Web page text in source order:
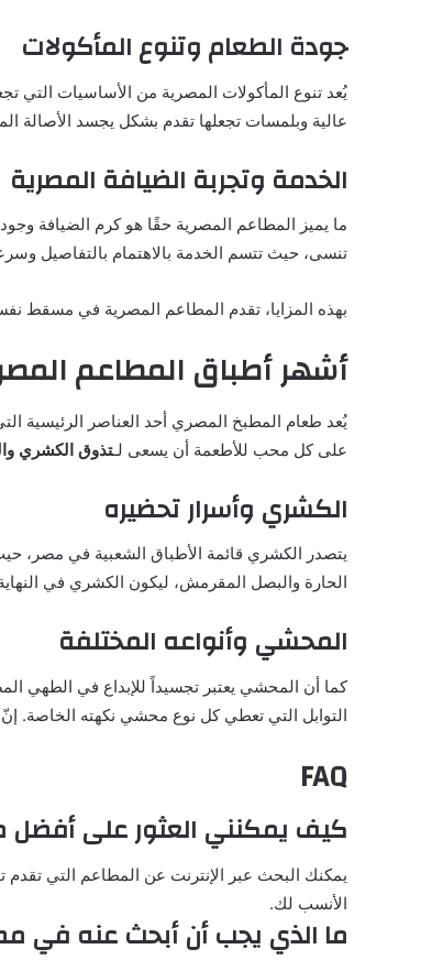
جودة الطعام وتنوع المأكولات
يُعد تنوع المأكولات المصرية من الأساسيات
عالية وبلمسات تجعلها تقدم بشكل يجسد الأصالة
الخدمة وتجربة الضيافة المصرية
ما يميز المطاعم المصرية حقًا هو كرم الضيافة
تنسى، حيث تتسم الخدمة بالاهتمام بالتفاصيل
بهذه المزايا، تقدم المطاعم المصرية في مسقط
أشهر أطباق المطاعم
يُعد طعام المطبخ المصري أحد العناصر الرئيسية
على كل محب للأطعمة أن يسعى لـتذوق الكشري
الكشري وأسرار تحضيره
يتصدر الكشري قائمة الأطباق الشعبية في مصر،
الحارة والبصل المقرمش، ليكون الكشري في
المحشي وأنواعه المختلفة
كما أن المحشي يعتبر تجسيداً للإبداع في الطهي
التوابل التي تعطي كل نوع محشي نكهته الخاصة.
FAQ
كيف يمكنني العثور على
يمكنك البحث عبر الإنترنت عن المطاعم التي تقدم
الأنسب لك.
ما الذي يجب أن أبحث عنه في